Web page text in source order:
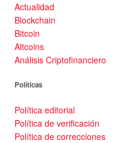
Actualidad
Blockchain
Bitcoin
Altcoins
Análisis Criptofinanciero
Políticas
Política editorial
Política de verificación
Política de correcciones